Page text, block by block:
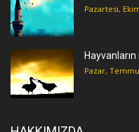
Pazartesi,
Hayvanların
Pazar,